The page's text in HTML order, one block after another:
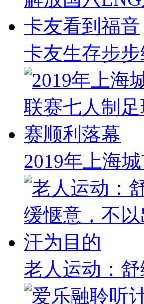
卡友生存步
2019年上海
老人运动：